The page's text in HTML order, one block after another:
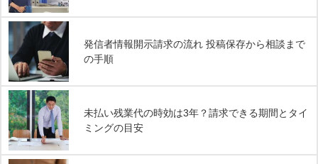
発信者情報開示請求の流れ 投稿保存から相談まで
の手順
未払い残業代の時効は3年？請求できる期間とタイ
ミングの目安